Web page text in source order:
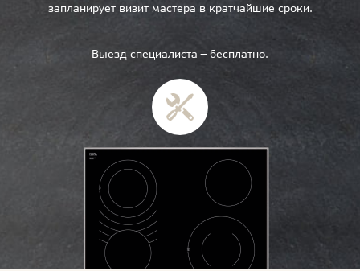
запланирует визит мастера в кратчайшие сроки.
Выезд специалиста — бесплатно.